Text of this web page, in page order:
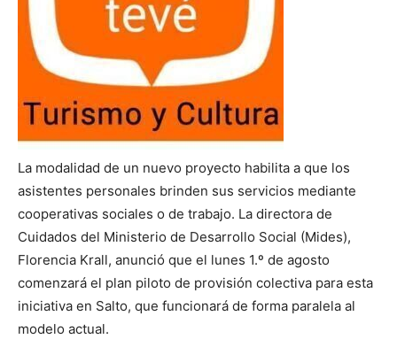
La modalidad de un nuevo proyecto habilita a que los
asistentes personales brinden sus servicios mediante
cooperativas sociales o de trabajo. La directora de
Cuidados del Ministerio de Desarrollo Social (Mides),
Florencia Krall, anunció que el lunes 1.º de agosto
comenzará el plan piloto de provisión colectiva para esta
iniciativa en Salto, que funcionará de forma paralela al
modelo actual.